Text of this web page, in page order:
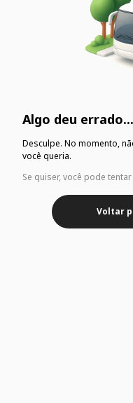
Algo deu errado...
Desculpe. No momento,
você queria.
Se quiser, você pode
Voltar